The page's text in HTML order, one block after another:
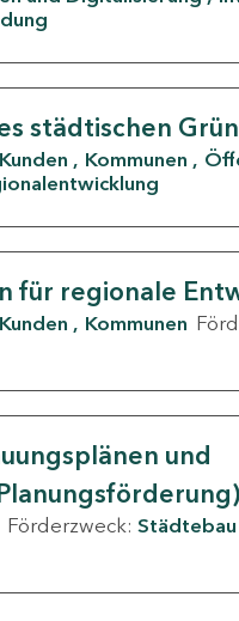
städtischen
Kommunen
für regionale
Kommunen
und
Förderzweck: Städtebau